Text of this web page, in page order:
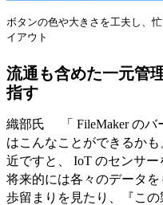
ボタンの色や大きさを工夫し、
イアウト
流通も含めた一元管
指す
織部氏 「 FileMaker のバ
はこんなことができるか
近ですと、 IoT のセンサー
将来的には各々のデータを
歩留まりを見たり、『こ